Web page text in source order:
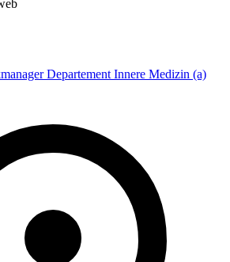
Departement Innere Medizin (a)